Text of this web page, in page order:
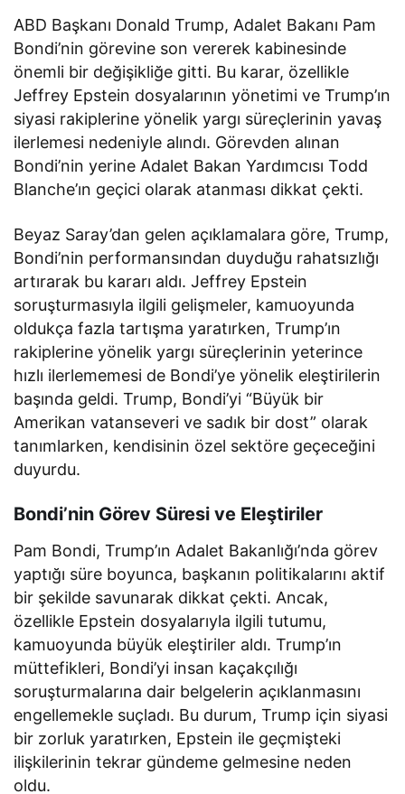
ABD Başkanı Donald Trump, Adalet Bakanı Pam
Bondi’nin görevine son vererek kabinesinde
önemli bir değişikliğe gitti. Bu karar, özellikle
Jeffrey Epstein dosyalarının yönetimi ve Trump’ın
siyasi rakiplerine yönelik yargı süreçlerinin yavaş
ilerlemesi nedeniyle alındı. Görevden alınan
Bondi’nin yerine Adalet Bakan Yardımcısı Todd
Blanche’ın geçici olarak atanması dikkat çekti.
Beyaz Saray’dan gelen açıklamalara göre, Trump,
Bondi’nin performansından duyduğu rahatsızlığı
artırarak bu kararı aldı. Jeffrey Epstein
soruşturmasıyla ilgili gelişmeler, kamuoyunda
oldukça fazla tartışma yaratırken, Trump’ın
rakiplerine yönelik yargı süreçlerinin yeterince
hızlı ilerlememesi de Bondi’ye yönelik eleştirilerin
başında geldi. Trump, Bondi’yi “Büyük bir
Amerikan vatanseveri ve sadık bir dost” olarak
tanımlarken, kendisinin özel sektöre geçeceğini
duyurdu.
Bondi’nin Görev Süresi ve Eleştiriler
Pam Bondi, Trump’ın Adalet Bakanlığı’nda görev
yaptığı süre boyunca, başkanın politikalarını aktif
bir şekilde savunarak dikkat çekti. Ancak,
özellikle Epstein dosyalarıyla ilgili tutumu,
kamuoyunda büyük eleştiriler aldı. Trump’ın
müttefikleri, Bondi’yi insan kaçakçılığı
soruşturmalarına dair belgelerin açıklanmasını
engellemekle suçladı. Bu durum, Trump için siyasi
bir zorluk yaratırken, Epstein ile geçmişteki
ilişkilerinin tekrar gündeme gelmesine neden
oldu.